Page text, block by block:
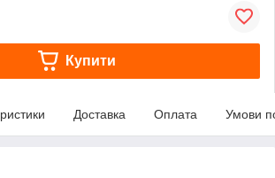
Купити
Доставка Оплата Умови